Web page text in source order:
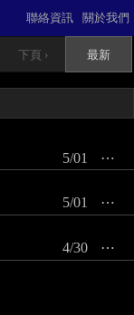
關於我們
聯絡資訊
下頁 › 最新
⋯
5/01
⋯
5/01
⋯
4/30